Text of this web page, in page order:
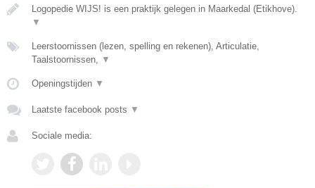
Logopedie WIJS! is een praktijk gelegen in Maarkedal (Etikhove).
▼
Leerstoornissen (lezen, spelling en rekenen), Articulatie,
Taalstoornissen, ▼
Openingstijden ▼
Laatste facebook posts ▼
Sociale media: